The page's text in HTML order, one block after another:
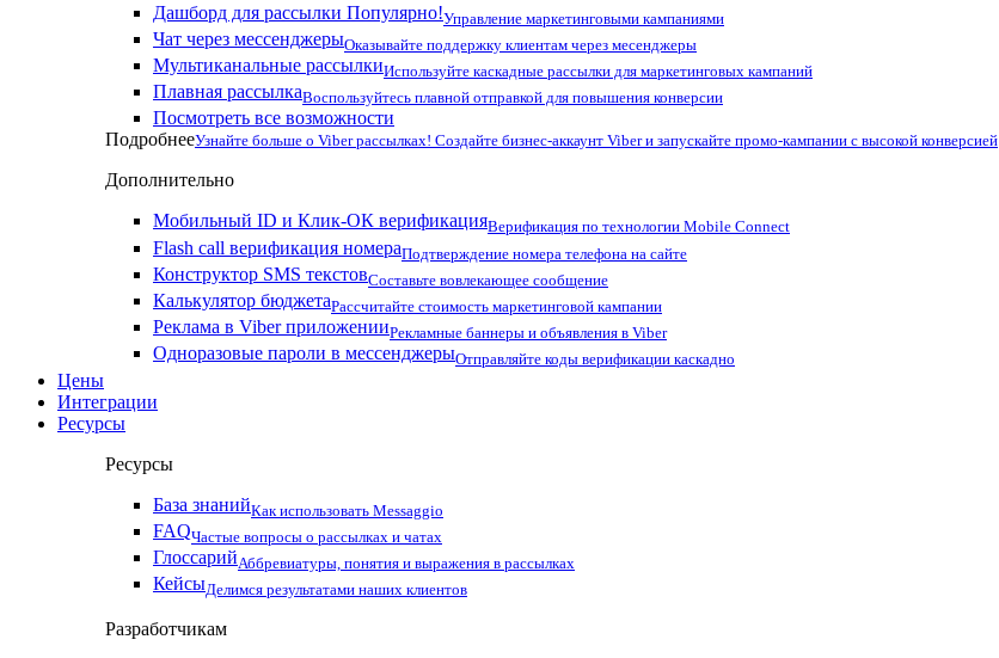
Дашборд для рассылки Популярно!Управление маркетинговыми кампаниями
Чат через мессенджерыОказывайте поддержку клиентам через месенджеры
Мультиканальные рассылкиИспользуйте каскадные рассылки для маркетинговых кампаний
Плавная рассылкаВоспользуйтесь плавной отправкой для повышения конверсии
Посмотреть все возможности
ПодробнееУзнайте больше о Viber рассылках! Создайте бизнес-аккаунт Viber и запускайте промо-кампании с высокой конверсией
Дополнительно
Мобильный ID и Клик-ОК верификацияВерификация по технологии Mobile Connect
Flash call верификация номераПодтверждение номера телефона на сайте
Конструктор SMS текстовСоставьте вовлекающее сообщение
Калькулятор бюджетаРассчитайте стоимость маркетинговой кампании
Реклама в Viber приложенииРекламные баннеры и объявления в Viber
Одноразовые пароли в мессенджерыОтправляйте коды верификации каскадно
Цены
Интеграции
Ресурсы
Ресурсы
База знанийКак использовать Messaggio
FAQЧастые вопросы о рассылках и чатах
ГлоссарийАббревиатуры, понятия и выражения в рассылках
КейсыДелимся результатами наших клиентов
Разработчикам